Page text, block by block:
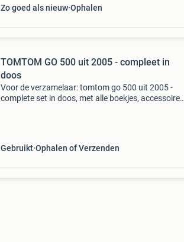
Zo goed als nieuw Ophalen
TOMTOM GO 500 uit 2005 - compleet in
doos
Voor de verzamelaar: tomtom go 500 uit 2005 -
complete set in doos, met alle boekjes, accessoires
Gebruikt Ophalen of Verzenden